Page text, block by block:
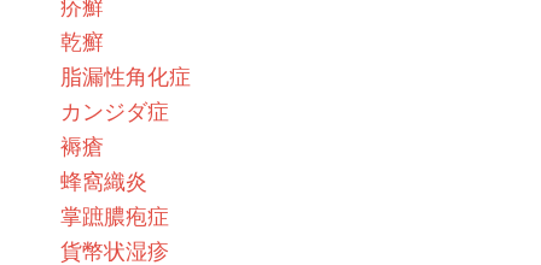
疥癬
乾癬
脂漏性角化症
カンジダ症
褥瘡
蜂窩織炎
掌蹠膿疱症
貨幣状湿疹